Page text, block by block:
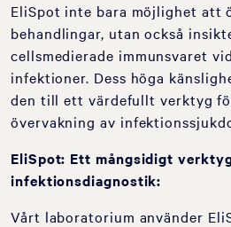
EliSpot inte bara möjlighet att
behandlingar, utan också
cellsmedierade immunsvaret
infektioner. Dess höga
den till ett värdefullt verktyg
övervakning av
EliSpot: Ett mångsidigt
infektionsdiagnostik:
Vårt laboratorium använder